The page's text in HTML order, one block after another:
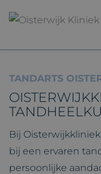
TANDARTS
Bij
bij een ervaren
persoonlijke